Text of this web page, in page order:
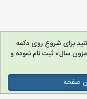
برای شروع روی دکمه
سال» ثبت نام نموده و
صفحه